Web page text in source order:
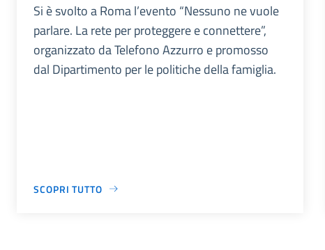
Si è svolto a Roma l’evento “Nessuno ne vuole
parlare. La rete per proteggere e connettere”,
organizzato da Telefono Azzurro e promosso
dal Dipartimento per le politiche della famiglia.
SCOPRI TUTTO